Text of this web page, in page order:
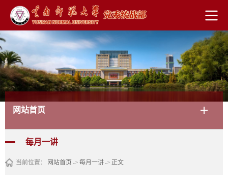
网站首页
每月一讲
当前位置： 网站首页 -> 每月一讲-> 正文